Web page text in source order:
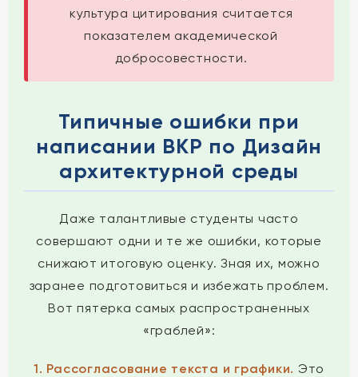
культура цитирования считается
показателем академической
добросовестности.
Типичные ошибки при
написании ВКР по Дизайн
архитектурной среды
Даже талантливые студенты часто
совершают одни и те же ошибки, которые
снижают итоговую оценку. Зная их, можно
заранее подготовиться и избежать проблем.
Вот пятерка самых распространенных
«граблей»:
1. Рассогласование текста и графики. Это